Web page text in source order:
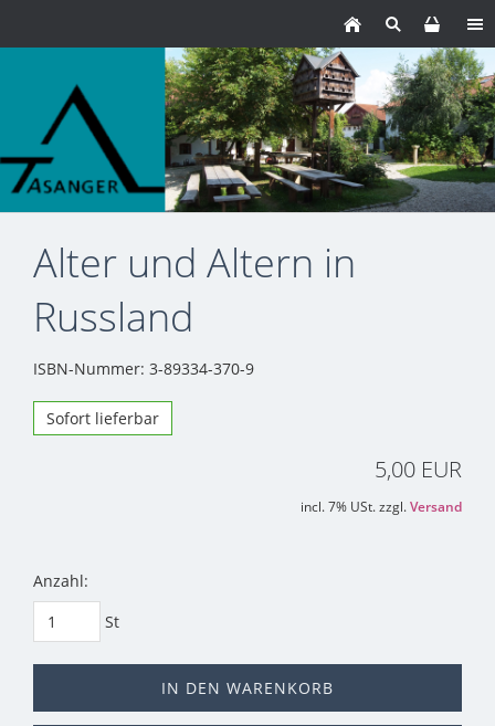
Alter und Altern in
Russland
ISBN-Nummer: 3-89334-370-9
Sofort lieferbar
5,00 EUR
incl. 7% USt. zzgl. Versand
Anzahl:
St
IN DEN WARENKORB